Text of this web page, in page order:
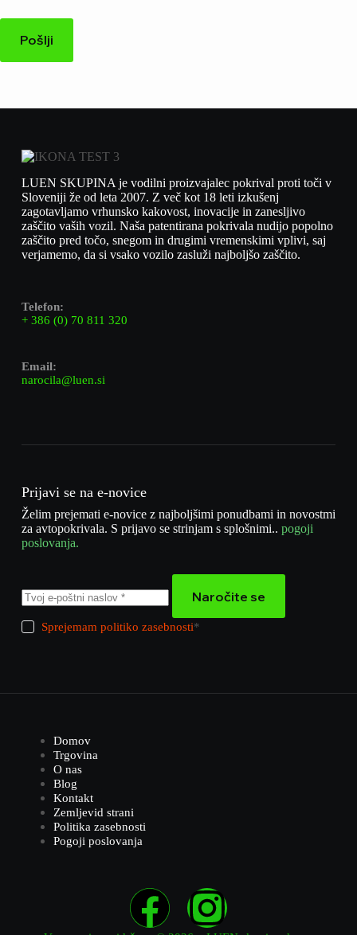
Pošlji
LUEN SKUPINA je vodilni proizvajalec pokrival proti toči v
Sloveniji že od leta 2007. Z več kot 18 leti izkušenj
zagotavljamo vrhunsko kakovost, inovacije in zanesljivo
zaščito vaših vozil. Naša patentirana pokrivala nudijo popolno
zaščito pred točo, snegom in drugimi vremenskimi vplivi, saj
verjamemo, da si vsako vozilo zasluži najboljšo zaščito.
Telefon:
+ 386 (0) 70 811 320
Email:
narocila@luen.si
Prijavi se na e-novice
Želim prejemati e-novice z najboljšimi ponudbami in novostmi
za avtopokrivala. S prijavo se strinjam s splošnimi.. pogoji
poslovanja.
Naročite se
Sprejemam politiko zasebnosti*
Domov
Trgovina
O nas
Blog
Kontakt
Zemljevid strani
Politika zasebnosti
Pogoji poslovanja